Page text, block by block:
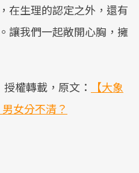
在生理的認定之外，還有
讓我們一起敞開心胸，擁
權轉載，原文：
【大象
女分不清？